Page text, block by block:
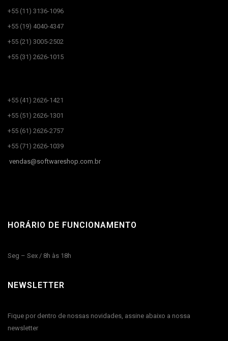
+55 (11) 3136-1096
+55 (19) 4040-4347
+55 (21) 3005-2502
+55 (31) 2626-1015
+55 (41) 2626-1421
+55 (51) 2626-1301
+55 (61) 2626-2757
+55 (71) 2626-1039
vendas@softwareshop.com.br
HORÁRIO DE FUNCIONAMENTO
Seg – Sex / 8h às 18h
NEWSLETTER
Fique por dentro de nossas novidades, assine abaixo a nossa
newsletter